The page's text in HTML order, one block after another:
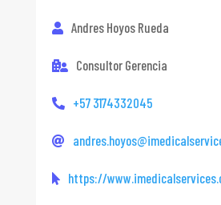
Andres Hoyos Rueda
Consultor Gerencia
+57 3174332045
https://